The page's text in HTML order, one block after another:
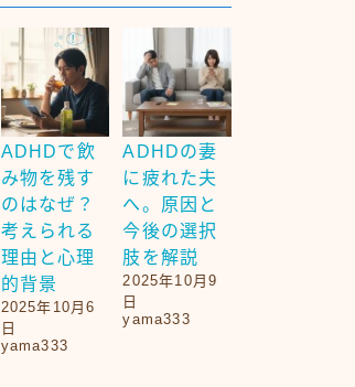
ADHDで飲
み物を残す
のはなぜ？
考えられる
理由と心理
的背景
2025年10月6
日
yama333
ADHDの妻
に疲れた夫
へ。原因と
今後の選択
肢を解説
2025年10月9
日
yama333